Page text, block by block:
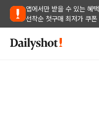
앱에서만 받을 수 있는 혜택
선착순 첫구매 최저가 쿠폰